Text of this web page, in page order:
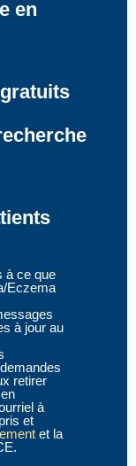
en
à ce que
Eczema
à jour au
retirer
à
et
et la